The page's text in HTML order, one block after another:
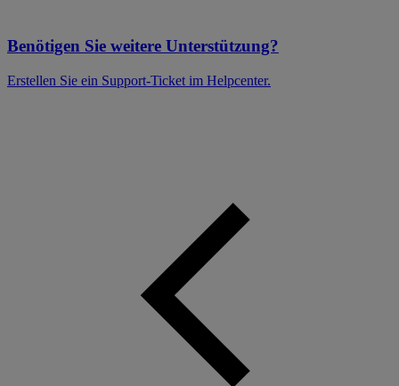
Benötigen Sie weitere Unterstützung?
Erstellen Sie ein Support-Ticket im Helpcenter.